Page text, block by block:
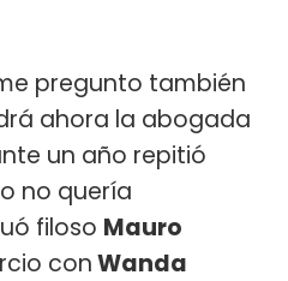
pregunto también
ahora la abogada
un año repitió
no quería
filoso Mauro
conWanda